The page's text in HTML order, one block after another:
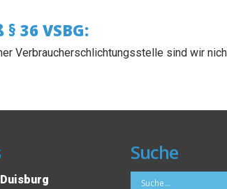
36 VSBG:
Verbraucherschlichtungsstelle sind wir
Suche